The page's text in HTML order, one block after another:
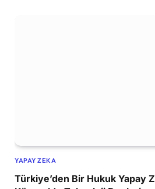
YAPAY ZEKA
Türkiye’den Bir Hukuk Yapay